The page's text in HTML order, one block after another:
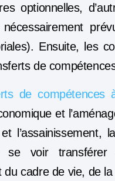
optionnelles,
nécessairement
Ensuite, les
de
de
et
se voir
du cadre de vie, de